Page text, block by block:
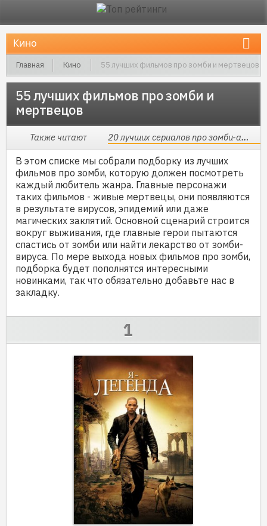
Главная Кино 55 лучших фильмов про зомби и мертвецов
55 лучших фильмов про зомби и
мертвецов
Также читают 20 лучших сериалов про зомби-апокалипсис
В этом списке мы собрали подборку из лучших
фильмов про зомби, которую должен посмотреть
каждый любитель жанра. Главные персонажи
таких фильмов - живые мертвецы, они появляются
в результате вирусов, эпидемий или даже
магических заклятий. Основной сценарий строится
вокруг выживания, где главные герои пытаются
спастись от зомби или найти лекарство от зомби-
вируса. По мере выхода новых фильмов про зомби,
подборка будет пополнятся интересными
новинками, так что обязательно добавьте нас в
закладку.